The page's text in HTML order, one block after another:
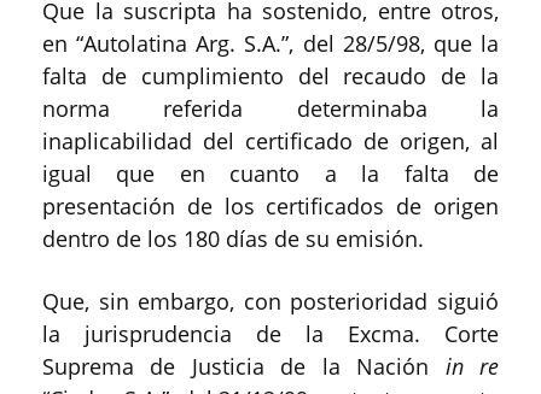
Que la suscripta ha sostenido, entre otros,
en “Autolatina Arg. S.A.”, del 28/5/98, que la
falta de cumplimiento del recaudo de la
norma referida determinaba la
inaplicabilidad del certificado de origen, al
igual que en cuanto a la falta de
presentación de los certificados de origen
dentro de los 180 días de su emisión.
Que, sin embargo, con posterioridad siguió
la jurisprudencia de la Excma. Corte
Suprema de Justicia de la Nación in re